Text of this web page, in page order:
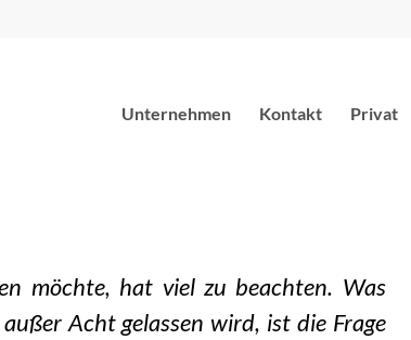
Unternehmen Kontakt Privat
möchte, hat viel zu beachten. Was
Acht gelassen wird, ist die Frage